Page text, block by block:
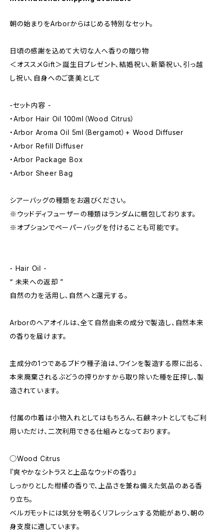
朝の始まりをArborからはじめる特別なセット。
日頃の感謝を込めて大切な人へ香りの贈り物
＜オススメGift＞誕生日プレゼント、結婚祝い、新築祝い、引っ越
し祝い、自身へのご褒美として
-セット内容 -
・Arbor Hair Oil 100ml（Wood Citrus）
・Arbor Aroma Oil 5ml（Bergamot）+ Wood Diffuser
・Arbor Refill Diffuser
・Arbor Package Box
・Arbor Sheer Bag
シアーバッグの種類をお選びください。
※ウッドディフューザーの種類はランダムに梱包しております。
※オプションでペーパーバッグを付けることも可能です。
- Hair Oil -
“ 未来への返却 ”
自然の力を活用し、自然へと還元する。
Arborのヘアオイルは、全て⾃然由来の成分で製造し、自然本来
の香りを届けます。
主成分の1つであるブドウ種⼦油は、ワインを製造する際に出る、
本来廃棄されるぶどうの搾りかすから取り除いた種を圧搾し、製
造されています。
付属の巾着は小物入れとしてはもちろん、石鹸ネットとしてもご利
用いただけ、二次利用できる仕組みとなっております。
◯Wood Citrus
『爽やかなシトラスと上品なウッドの香り』
しっかりとした柑橘の香りで、上品さを兼ね備えた気品のある香
り立ち。
ベルガモットには気分を明るくリフレッシュする効能があり、朝の
身支度に適しています。